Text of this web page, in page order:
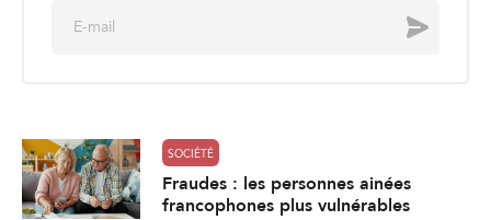
Envoyer
SOCIÉTÉ
Fraudes : les personnes ainées
francophones plus vulnérables